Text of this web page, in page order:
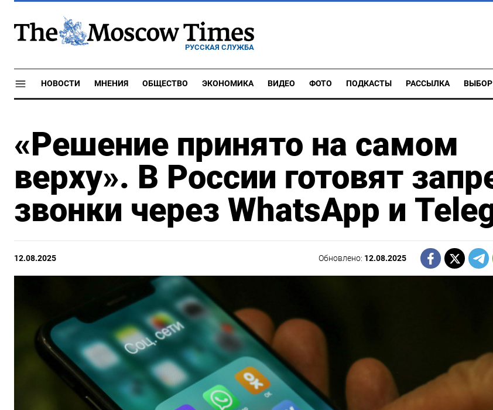
РУССКАЯ СЛУЖБА
НОВОСТИ МНЕНИЯ ОБЩЕСТВО ЭКОНОМИКА ВИДЕО ФОТО ПОДКАСТЫ РАССЫЛКА
«Решение принято на самом
верху». В России готовят
звонки через WhatsApp и
12.08.2025 Обновлено: 12.08.2025